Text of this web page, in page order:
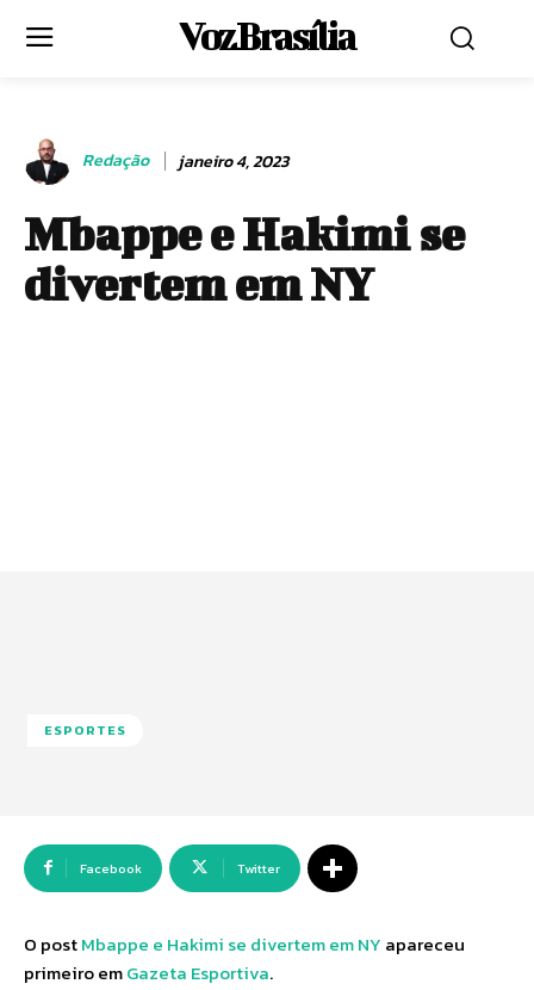
Voz Brasília
Redação janeiro 4, 2023
Mbappe e Hakimi se
divertem em NY
ESPORTES
Facebook Twitter
O postMbappe e Hakimi se divertem em NY apareceu
primeiro emGazeta Esportiva.